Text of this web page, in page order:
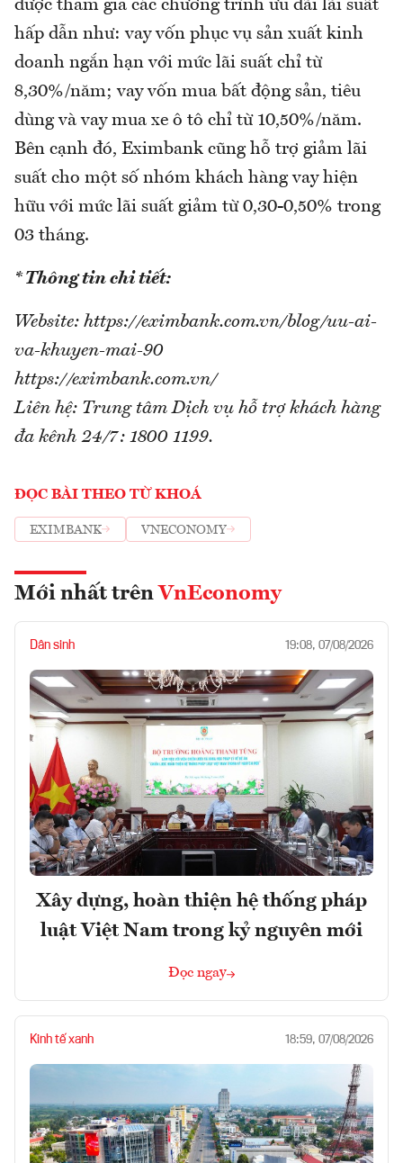
được tham gia các chương trình ưu đãi lãi suất
hấp dẫn như: vay vốn phục vụ sản xuất kinh
doanh ngắn hạn với mức lãi suất chỉ từ
8,30%/năm; vay vốn mua bất động sản, tiêu
dùng và vay mua xe ô tô chỉ từ 10,50%/năm.
Bên cạnh đó, Eximbank cũng hỗ trợ giảm lãi
suất cho một số nhóm khách hàng vay hiện
hữu với mức lãi suất giảm từ 0,30-0,50% trong
03 tháng.
* Thông tin chi tiết:
Website: https://eximbank.com.vn/blog/uu-ai-
va-khuyen-mai-90
https://eximbank.com.vn/
Liên hệ: Trung tâm Dịch vụ hỗ trợ khách hàng
đa kênh 24/7: 1800 1199.
ĐỌC BÀI THEO TỪ KHOÁ
EXIMBANK VNECONOMY
Mới nhất trên VnEconomy
Dân sinh 19:08, 07/08/2026
Xây dựng, hoàn thiện hệ thống pháp
luật Việt Nam trong kỷ nguyên mới
Đọc ngay
Kinh tế xanh 18:59, 07/08/2026